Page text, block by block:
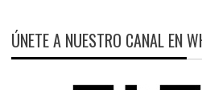
ÚNETE A NUESTRO CANAL EN